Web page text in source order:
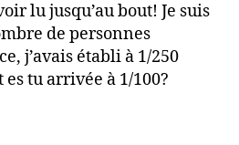
lu jusqu’au bout! Je suis
de personnes
j’avais établi à 1/250
tu arrivée à 1/100?